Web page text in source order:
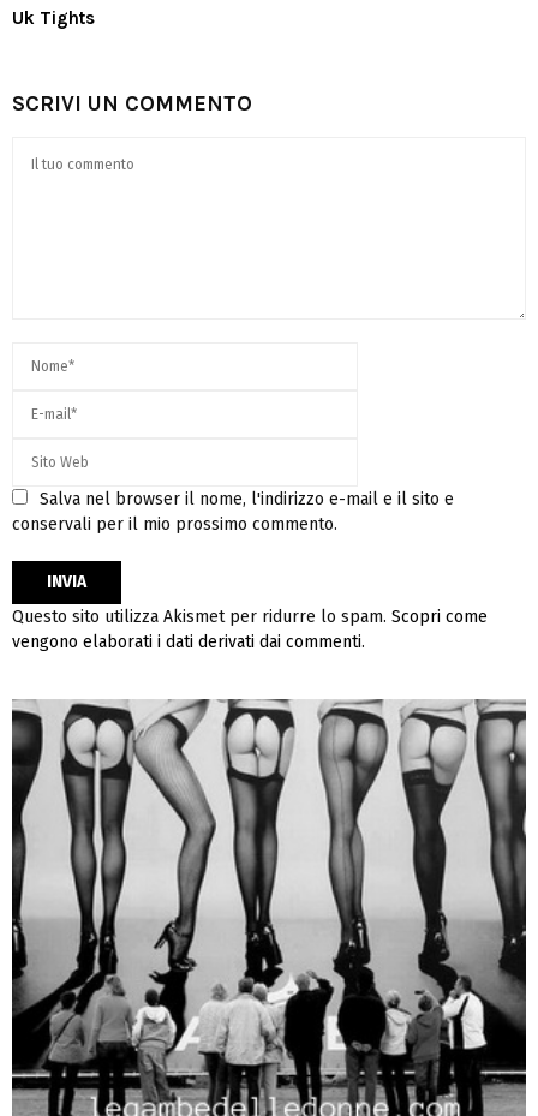
Uk Tights
SCRIVI UN COMMENTO
Salva nel browser il nome, l'indirizzo e-mail e il sito e
conservali per il mio prossimo commento.
Questo sito utilizza Akismet per ridurre lo spam. Scopri come
vengono elaborati i dati derivati dai commenti.